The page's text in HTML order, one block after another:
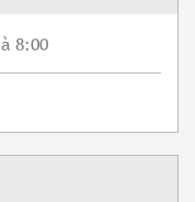
à 8:00